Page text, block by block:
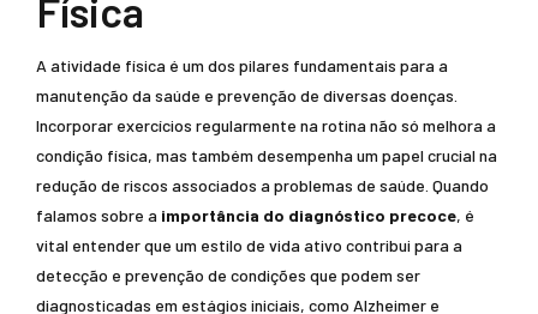
Física
A atividade física é um dos pilares fundamentais para a
manutenção da saúde e prevenção de diversas doenças.
Incorporar exercícios regularmente na rotina não só melhora a
condição física, mas também desempenha um papel crucial na
redução de riscos associados a problemas de saúde. Quando
falamos sobre a importância do diagnóstico precoce, é
vital entender que um estilo de vida ativo contribui para a
detecção e prevenção de condições que podem ser
diagnosticadas em estágios iniciais, como Alzheimer e